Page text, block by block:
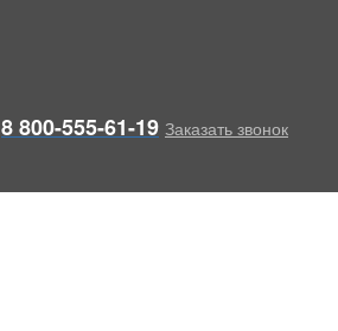
8 800-555-61-19 Заказать звонок